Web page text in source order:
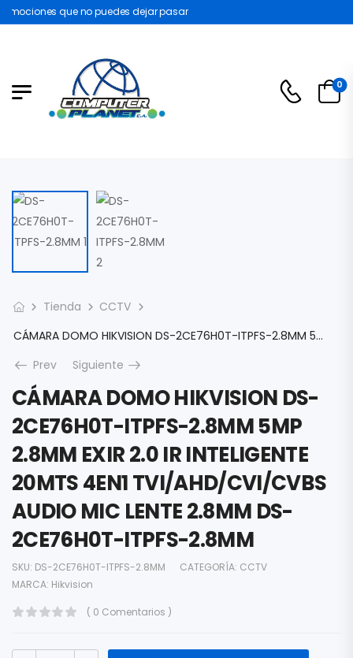
que no puedes dejar pasar
0
Tienda
CCTV
CÁMARA DOMO HIKVISION DS-2CE76H0T-ITPFS-2.8MM 5MP 2.8MM EXIR 2.0 IR INTELIGENTE 20MTS 4EN1 TVI/AHD/CVI/CVBS AUDIO MIC LENTE 2.8MM DS-2CE76H0T-ITPFS-2.8MM
Prev
Siguiente
CÁMARA DOMO HIKVISION DS-
2CE76H0T-ITPFS-2.8MM 5MP
2.8MM EXIR 2.0 IR INTELIGENTE
20MTS 4EN1 TVI/AHD/CVI/CVBS
AUDIO MIC LENTE 2.8MM DS-
2CE76H0T-ITPFS-2.8MM
SKU: DS-2CE76H0T-ITPFS-2.8MM CATEGORÍA: CCTV
MARCA: Hikvision
( 0 Comentarios )